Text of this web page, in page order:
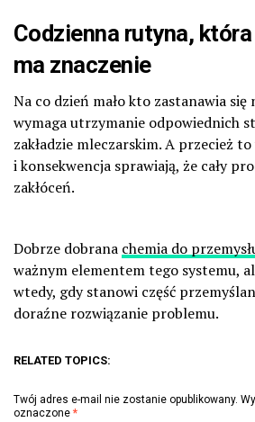
Codzienna rutyna,
ma znaczenie
Na co dzień mało kto zastanawia
wymaga utrzymanie odpowiednich
zakładzie mleczarskim. A przecież
i konsekwencja sprawiają, że cały
zakłóceń.
Dobrze dobrana chemia do
ważnym elementem tego systemu,
wtedy, gdy stanowi część
doraźne rozwiązanie problemu.
RELATED TOPICS:
Twój adres e-mail nie zostanie opublikowany.
oznaczone *